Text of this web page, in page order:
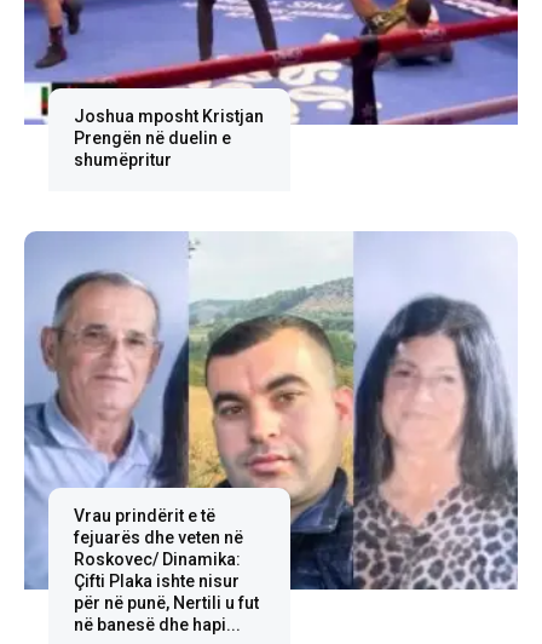
Joshua mposht Kristjan
Prengën në duelin e
shumëpritur
Vrau prindërit e të
fejuarës dhe veten në
Roskovec/ Dinamika:
Çifti Plaka ishte nisur
për në punë, Nertili u fut
në banesë dhe hapi...